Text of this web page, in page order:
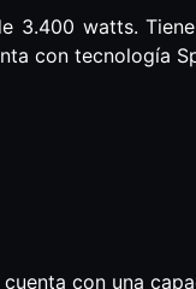
3.400 watts.
con tecnología
con una